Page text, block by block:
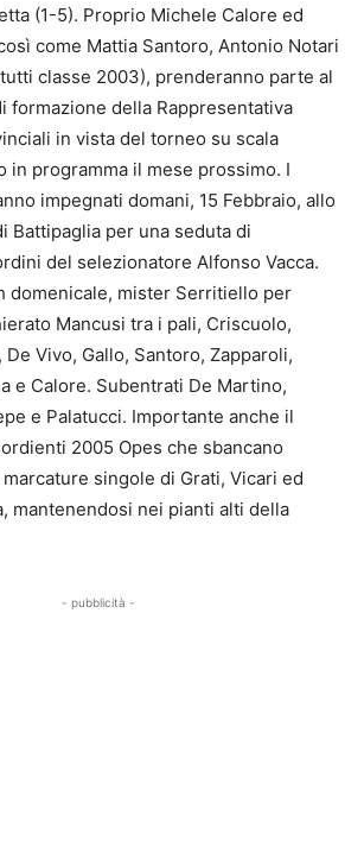
(1-5). Proprio Michele Calore ed
come Mattia Santoro, Antonio Notari
classe 2003), prenderanno parte al
formazione della Rappresentativa
in vista del torneo su scala
in programma il mese prossimo. I
impegnati domani, 15 Febbraio, allo
Battipaglia per una seduta di
del selezionatore Alfonso Vacca.
domenicale, mister Serritiello per
Mancusi tra i pali, Criscuolo,
De Vivo, Gallo, Santoro, Zapparoli,
e Calore. Subentrati De Martino,
e Palatucci. Importante anche il
2005 Opes che sbancano
singole di Grati, Vicari ed
mantenendosi nei pianti alti della
- pubblicità -